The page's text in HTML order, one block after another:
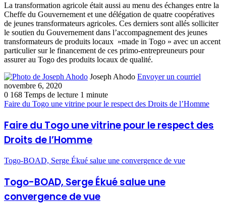
La transformation agricole était aussi au menu des échanges entre la
Cheffe du Gouvernement et une délégation de quatre coopératives
de jeunes transformateurs agricoles. Ces derniers sont allés solliciter
le soutien du Gouvernement dans l’accompagnement des jeunes
transformateurs de produits locaux »made in Togo » avec un accent
particulier sur le financement de ces primo-entrepreuneurs pour
assurer au Togo des produits locaux de qualité.
Joseph Ahodo Envoyer un courriel
novembre 6, 2020
0 168 Temps de lecture 1 minute
Faire du Togo une vitrine pour le respect des Droits de l’Homme
Faire du Togo une vitrine pour le respect des
Droits de l’Homme
Togo-BOAD, Serge Ékué salue une convergence de vue
Togo-BOAD, Serge Ékué salue une
convergence de vue